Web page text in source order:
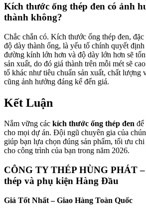
Kích thước ống thép đen có ảnh
thành không?
Chắc chắn có. Kích thước ống thép đen,
độ dày thành ống, là yếu tố chính quyết
đường kính lớn hơn và độ dày lớn hơn sẽ
sản xuất, do đó giá thành trên mỗi mét sẽ
tố khác như tiêu chuẩn sản xuất, chất lượng
cũng ảnh hưởng đáng kể đến giá.
Kết Luận
Nắm vững các kích thước ống thép đen để
cho mọi dự án. Đội ngũ chuyên gia của
giúp bạn lựa chọn đúng sản phẩm, tối ưu
cho công trình của bạn trong năm 2026.
CÔNG TY THÉP HÙNG PHÁT –
thép và phụ kiện Hàng Đầu
Giá Tốt Nhất – Giao Hàng Toàn Quốc